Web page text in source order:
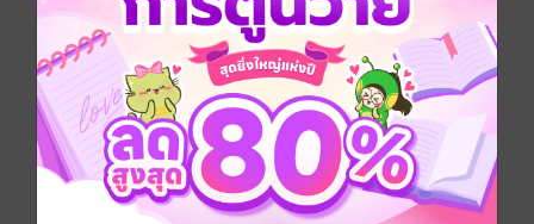
การฝึกสติในชีวิตประจำวัน
หลักธรรมสำคัญ เช่น ไตรสิกขา, วิชชา 3, สามัญญ
ลักษณะ
วิธีการส่งและสอบอารมณ์ในการฝึกกรรมฐาน
กรณีศึกษาจากคัมภีร์และการนำไปใช้ในยุคปัจจุบัน
ทุกบทมี สรุปท้ายบท, คำถามฝึกคิด, และ เอกสารอ้างอิง
เพื่อเสริมการเรียนรู้
และการนำไปประยุกต์ใช้จริง
________________________________________